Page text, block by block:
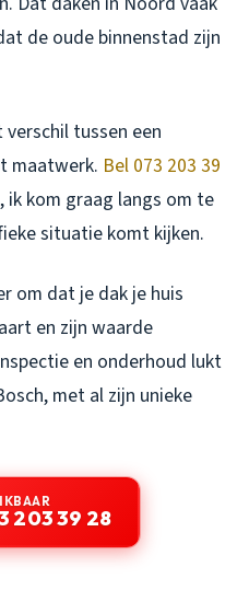
de oude binnenstad zijn
tussen een
maatwerk. Bel 073 203 39
, ik kom graag langs om te
situatie komt kijken.
om dat je dak je huis
en zijn waarde
en onderhoud lukt
met al zijn unieke
203 39 28